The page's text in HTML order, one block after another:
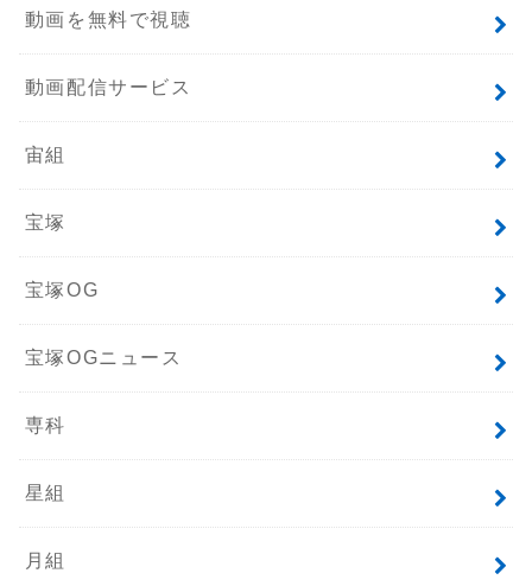
動画を無料で視聴
動画配信サービス
宙組
宝塚
宝塚OG
宝塚OGニュース
専科
星組
月組